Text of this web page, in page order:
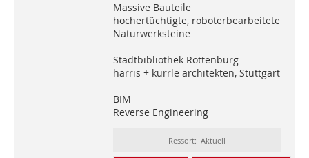
Massive Bauteile
hochertüchtigte, roboterbearbeitete
Naturwerksteine
Stadtbibliothek Rottenburg
harris + kurrle architekten, Stuttgart
BIM
Reverse Engineering
Ressort: Aktuell